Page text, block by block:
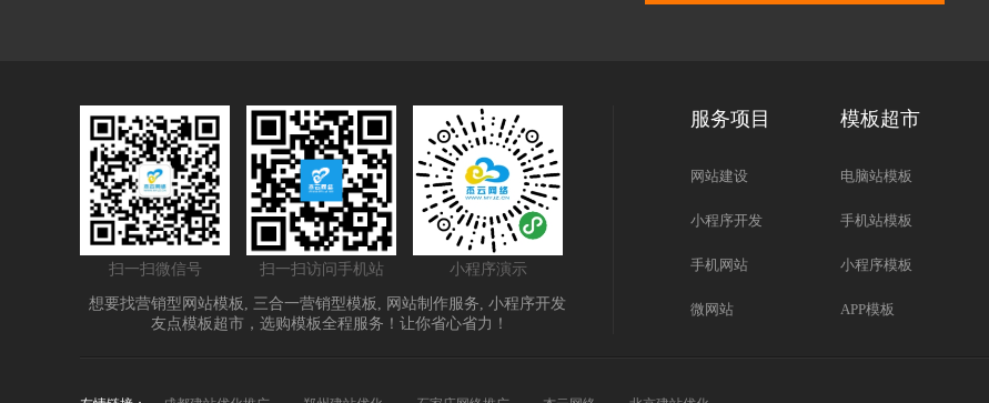
扫一扫微信号 扫一扫访问手机站 小程序演示
想要找营销型网站模板 , 三合一营销型模板 , 网站制作服务, 小程序开发
友点模板超市，选购模板全程服务！让你省心省力！
服务项目
网站建设
小程序开发
手机网站
微网站
模板超市
电脑站模板
手机站模板
小程序模板
APP模板